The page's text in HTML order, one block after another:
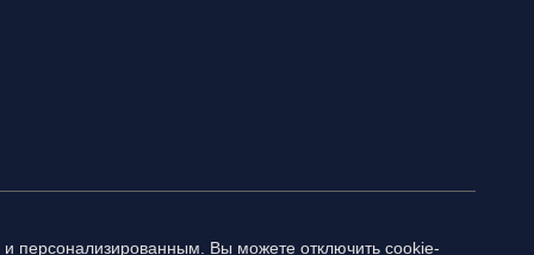
персонализированным. Вы можете отключить cookie-